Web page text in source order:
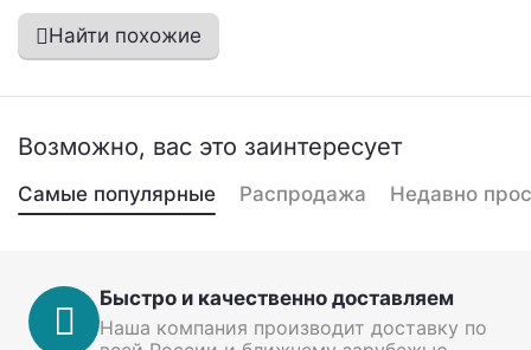
Найти похожие
Возможно, вас это заинтересует
Самые популярные Распродажа Недавно
Быстро и качественно доставляем
Наша компания производит доставку по